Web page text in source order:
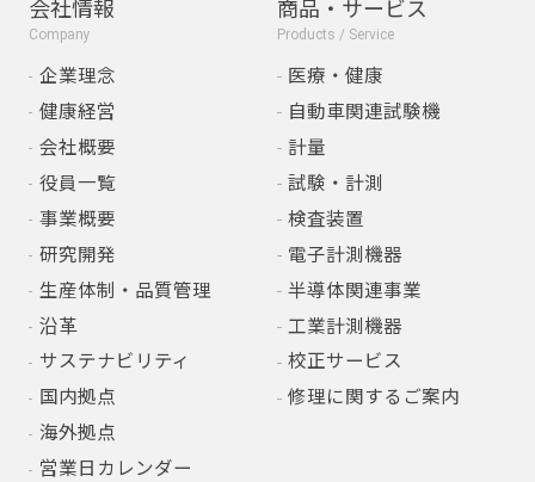
会社情報
Company
企業理念
健康経営
会社概要
役員一覧
事業概要
研究開発
生産体制・品質管理
沿革
サステナビリティ
国内拠点
海外拠点
営業日カレンダー
商品・サービス
Products / Service
医療・健康
自動車関連試験機
計量
試験・計測
検査装置
電子計測機器
半導体関連事業
工業計測機器
校正サービス
修理に関するご案内